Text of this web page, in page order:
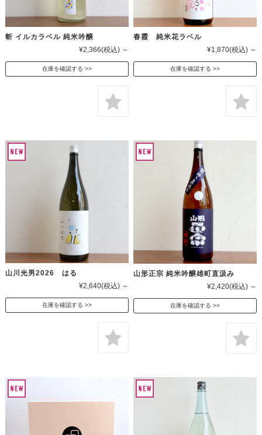
斬 イルカラベル 純米吟醸
¥2,366(税込) ～
在庫を確認する
春霞 純米花ラベル
¥1,870(税込) ～
在庫を確認する
山川光男2026 はる
¥2,640(税込) ～
在庫を確認する
山形正宗 純米吟醸雄町直汲み
¥2,420(税込) ～
在庫を確認する